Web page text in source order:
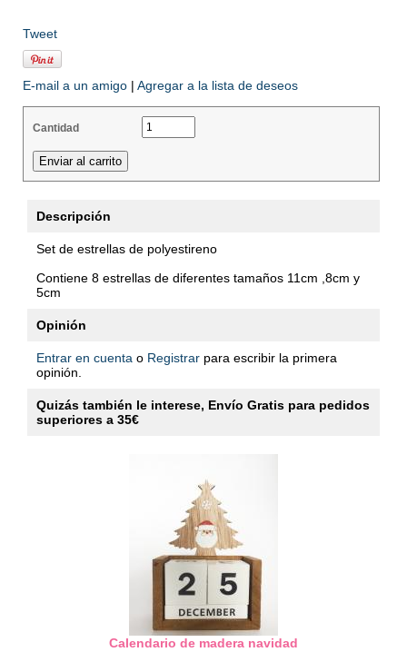
Tweet
E-mail a un amigo | Agregar a la lista de deseos
Cantidad
Descripción
Set de estrellas de polyestireno
Contiene 8 estrellas de diferentes tamaños 11cm ,8cm y
5cm
Opinión
Entrar en cuenta o Registrar para escribir la primera
opinión.
Quizás también le interese, Envío Gratis para pedidos
superiores a 35€
Calendario de madera navidad